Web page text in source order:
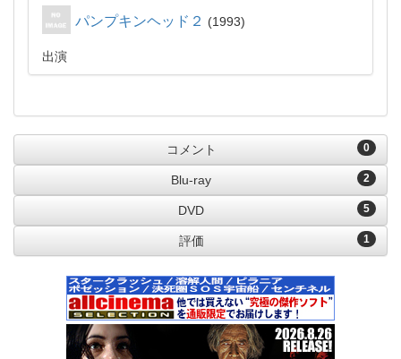
パンプキンヘッド２ 1993
出演
0
コメント
2
Blu-ray
5
DVD
1
評価